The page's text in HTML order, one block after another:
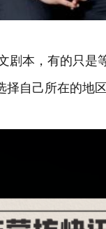
本，有的只是
自己所在的地